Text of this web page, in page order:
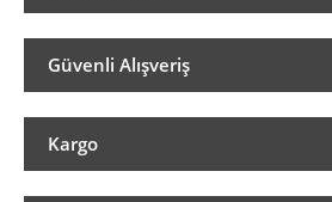
Güvenli Alışveriş
Kargo